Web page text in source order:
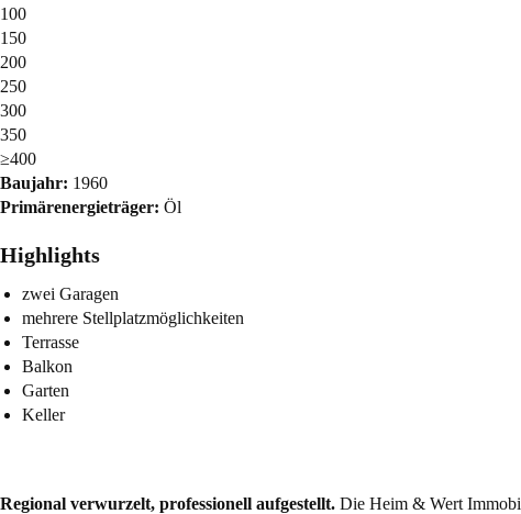
100
150
200
250
300
350
≥400
Baujahr: 1960
Primärenergieträger: Öl
Highlights
zwei Garagen
mehrere Stellplatzmöglichkeiten
Terrasse
Balkon
Garten
Keller
Regional verwurzelt, professionell aufgestellt. Die Heim & Wert